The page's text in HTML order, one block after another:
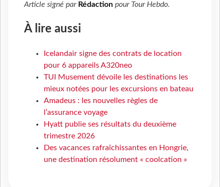
Article signé par Rédaction pour Tour Hebdo.
À lire aussi
Icelandair signe des contrats de location
pour 6 appareils A320neo
TUI Musement dévoile les destinations les
mieux notées pour les excursions en bateau
Amadeus : les nouvelles règles de
l’assurance voyage
Hyatt publie ses résultats du deuxième
trimestre 2026
Des vacances rafraîchissantes en Hongrie,
une destination résolument « coolcation »